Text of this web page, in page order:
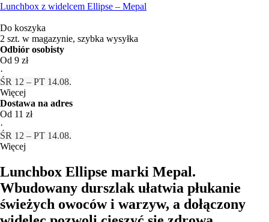
Lunchbox z widelcem Ellipse – Mepal
Do koszyka
2 szt. w magazynie, szybka wysyłka
Odbiór osobisty
Od 9 zł
·
ŚR 12 – PT 14.08.
Więcej
Dostawa na adres
Od 11 zł
·
ŚR 12 – PT 14.08.
Więcej
Lunchbox Ellipse marki Mepal.
Wbudowany durszlak ułatwia płukanie
świeżych owoców i warzyw, a dołączony